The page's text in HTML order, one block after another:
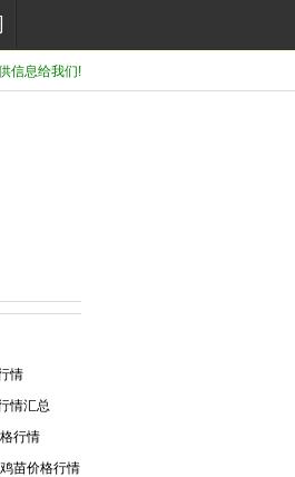
信息给我们!
情
情汇总
行情
苗价格行情